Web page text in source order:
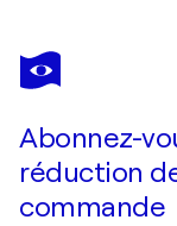
Abonnez-
réduction
commande